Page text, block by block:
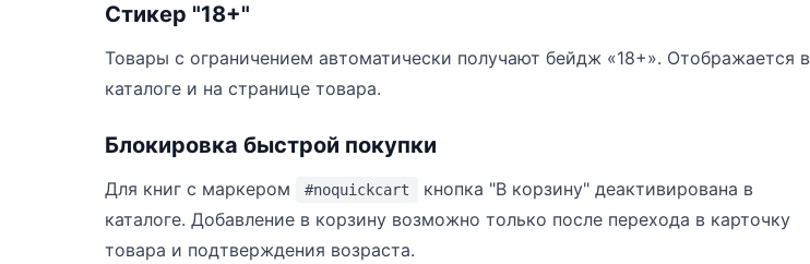
Стикер "18+"
Товары с ограничением автоматически получают бейдж «18+». Отображается в
каталоге и на странице товара.
Блокировка быстрой покупки
Для книг с маркером #noquickcart
кнопка "В корзину" деактивирована в
каталоге. Добавление в корзину возможно только после перехода в карточку
товара и подтверждения возраста.